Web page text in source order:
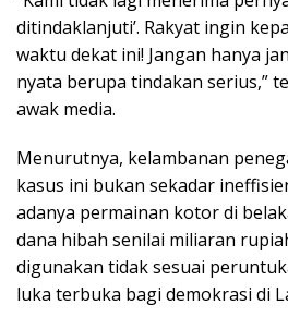
ditindaklanjuti’. Rakyat ingin
waktu dekat ini! Jangan hanya
nyata berupa tindakan serius,”
awak media.
Menurutnya, kelambanan
kasus ini bukan sekadar
adanya permainan kotor di
dana hibah senilai miliaran
digunakan tidak sesuai
luka terbuka bagi demokrasi di